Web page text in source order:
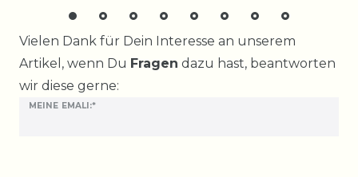
Vielen Dank für Dein Interesse an unserem
Artikel, wenn Du Fragen dazu hast, beantworten
wir diese gerne:
MEINE EMALI:*
Ceres::Template.mailFormHoneypotLabel